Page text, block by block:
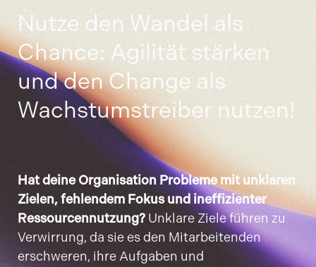
Nutze den Wandel als
Chance: Agilität stärken
und den Change als
Wachstumstreiber nutzen!
Hat deine Organisation Probleme mit unklaren
Zielen, fehlendem Fokus und ineffizienter
Ressourcennutzung? Unklare Ziele führen zu
Verwirrung, da sie es den Mitarbeitenden
erschweren, ihre Aufgaben und